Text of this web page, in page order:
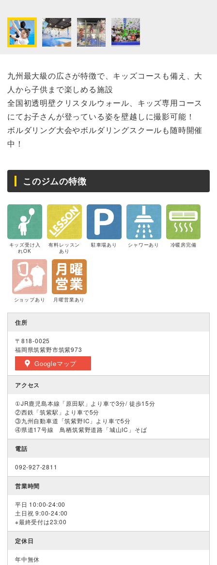
九州最大級の広さが特徴で、キッズコースも備え、大
人から子供まで楽しめる施設
全国初透明壁クリスタルウォール、キッズ専用コース
にてお子さんが登っている姿を壁越しに撮影可能！
ボルダリング大会やボルダリングスクールも随時開催
中！
このジムの特徴
キッズ受け入
れOK
有料レッスン
あり
駐車場あり シャワーあり 冷暖房完備
ショップあり 月曜営業あり
住所
〒818-0025
福岡県筑紫野市筑紫973
Googleマップ
アクセス
①JR鹿児島本線「原田駅」より車で3分/ 徒歩15分
②西鉄「筑紫駅」より車で5分
③九州自動車道「筑紫野IC」より車で5分
④県道17号線 鳥栖筑紫野道路「城山IC」そば
電話
092-927-2811
営業時間
平日 10:00-24:00
土日祝 9:00-24:00
※最終受付は23:00
定休日
年中無休